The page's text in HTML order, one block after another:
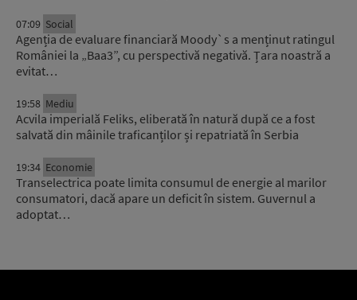
07:09 Social
Agenția de evaluare financiară Moody`s a menținut ratingul
României la „Baa3”, cu perspectivă negativă. Țara noastră a
evitat…
19:58 Mediu
Acvila imperială Feliks, eliberată în natură după ce a fost
salvată din mâinile traficanților și repatriată în Serbia
19:34 Economie
Transelectrica poate limita consumul de energie al marilor
consumatori, dacă apare un deficit în sistem. Guvernul a
adoptat…